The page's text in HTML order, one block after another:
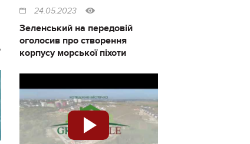
24.05.2023
Зеленський на передовій
оголосив про створення
корпусу морської піхоти